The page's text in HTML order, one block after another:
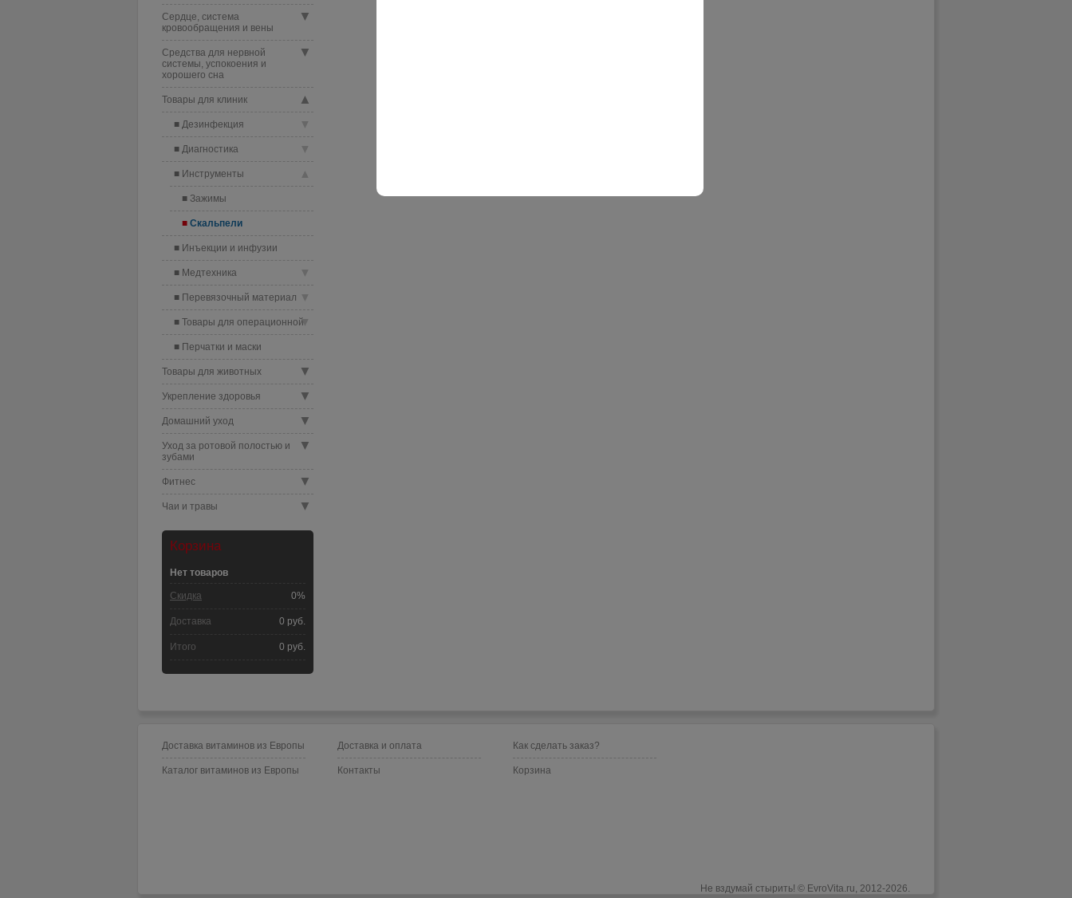
▼
Сердце, система
кровообращения и вены
▼
Средства для нервной
системы, успокоения и
хорошего сна
▲
Товары для клиник
▼
Дезинфекция
▼
Диагностика
▲
Инструменты
Зажимы
Скальпели
Инъекции и инфузии
▼
Медтехника
▼
Перевязочный материал
▼
Товары для операционной
Перчатки и маски
▼
Товары для животных
▼
Укрепление здоровья
▼
Домашний уход
▼
Уход за ротовой полостью и
зубами
▼
Фитнес
▼
Чаи и травы
Корзина
Нет товаров
Скидка 0%
Доставка 0 руб.
Итого 0 руб.
Доставка витаминов из Европы
Каталог витаминов из Европы
Доставка и оплата
Контакты
Как сделать заказ?
Корзина
Не вздумай стырить! © EvroVita.ru, 2012-2026.